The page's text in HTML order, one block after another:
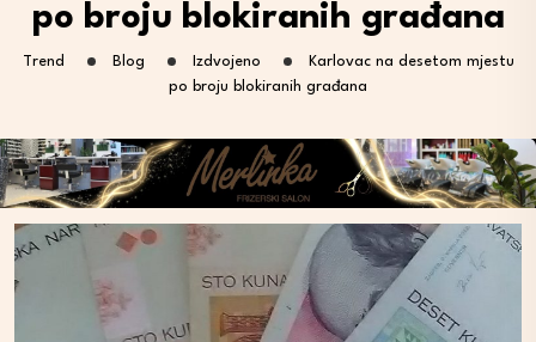
po broju blokiranih građana
Trend Blog Izdvojeno
Karlovac na desetom mjestu
po broju blokiranih građana